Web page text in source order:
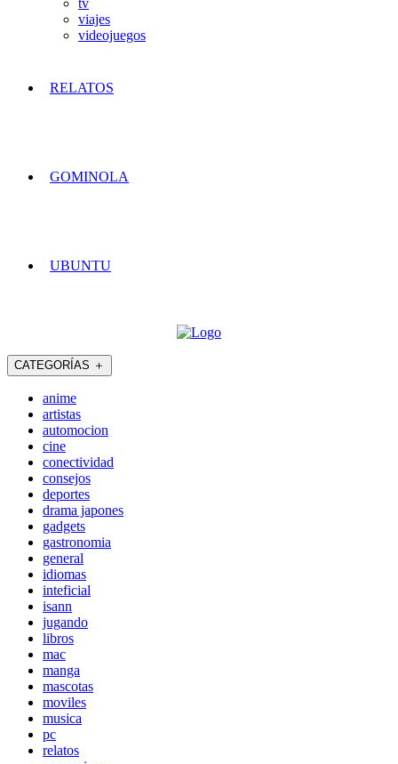
tv
viajes
videojuegos
RELATOS
GOMINOLA
UBUNTU
CATEGORÍAS ＋
anime
artistas
automocion
cine
conectividad
consejos
deportes
drama japones
gadgets
gastronomia
general
idiomas
inteficial
isann
jugando
libros
mac
manga
mascotas
moviles
musica
pc
relatos